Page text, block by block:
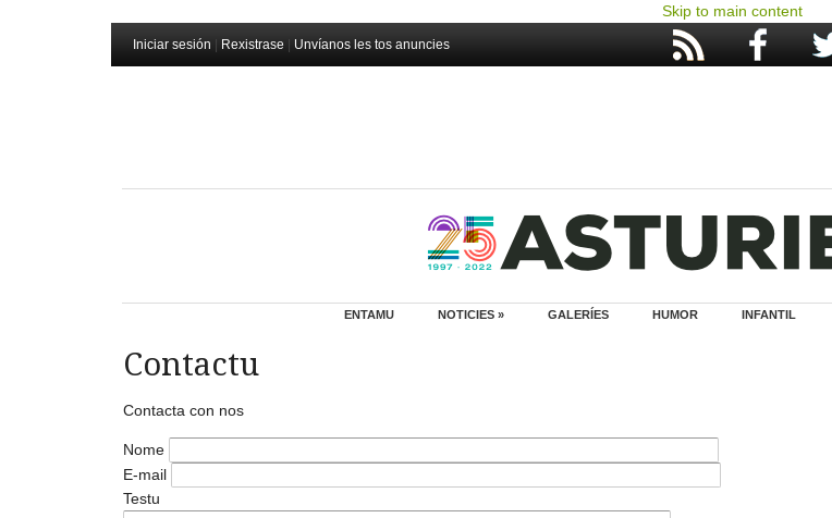
Skip to main content
Iniciar sesión Rexistrase Unvíanos les tos anuncies
ENTAMU NOTICIES » GALERÍES HUMOR INFANTIL
Contactu
Contacta con nos
Nome
E-mail
Testu